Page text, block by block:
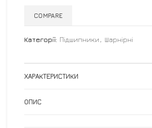
COMPARE
Категорії: Підшипники , Шарнірні
ХАРАКТЕРИСТИКИ
ОПИС